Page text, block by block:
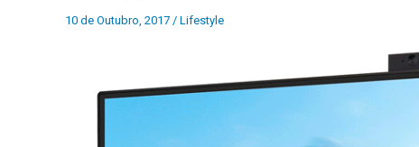
10 de Outubro, 2017 / Lifestyle